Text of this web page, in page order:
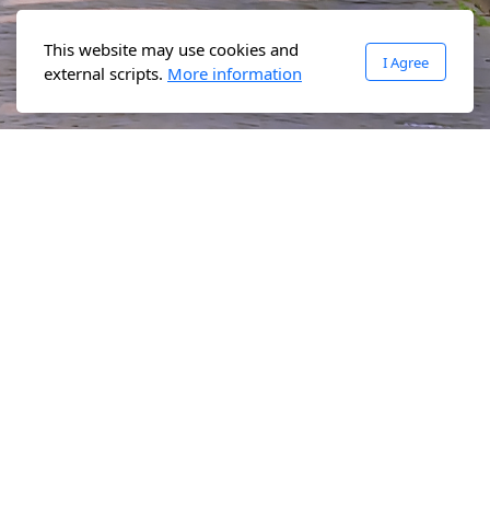
This website may use cookies and
external scripts. More information
I Agree